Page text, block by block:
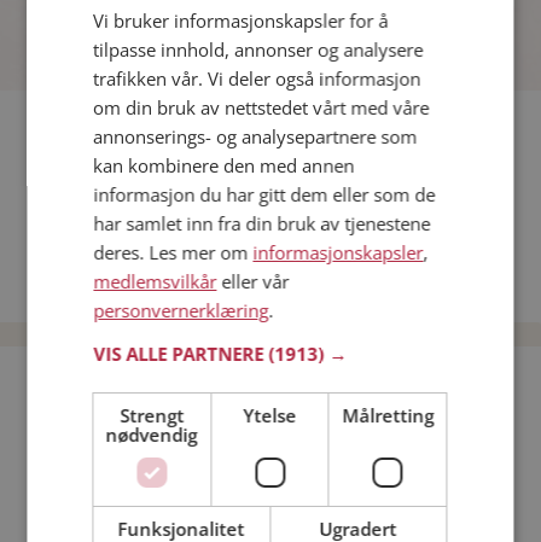
Fler single
Flere singlekvinner fra Fredrikstad:Håper,Malin ,Anastasiia
Menn fra Fredrikstad
Date kvinner i Norge
Date menn i Norge
Bli medlem gratis!
Jeg er en: Mann Kvinne
Min alder:
Vi bruker informasjonskapsler for å
tilpasse innhold, annonser og analysere
trafikken vår. Vi deler også informasjon
om din bruk av nettstedet vårt med våre
annonserings- og analysepartnere som
kan kombinere den med annen
informasjon du har gitt dem eller som de
har samlet inn fra din bruk av tjenestene
deres. Les mer om informasjonskapsler,
medlemsvilkåreller vår
personvernerklæring.
VIS ALLE PARTNERE(1913) →
Strengt
nødvendig
Ytelse Målretting
Funksjonalitet Ugradert